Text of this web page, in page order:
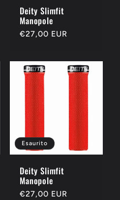
Deity Slimfit
Manopole
Prezzo
€27,00 EUR
Esaurito
Deity Slimfit
Manopole
Prezzo
€27,00 EUR